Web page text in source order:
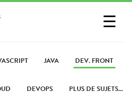
☰
UN LIENJAVA DEV. FRONT
DEVOPS PLUS DE SUJETS...